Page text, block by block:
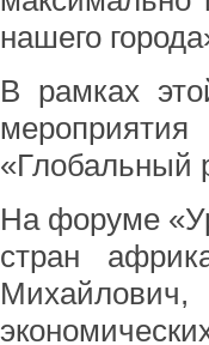
нашего
В рамках
«Глобальный
На форуме
стран